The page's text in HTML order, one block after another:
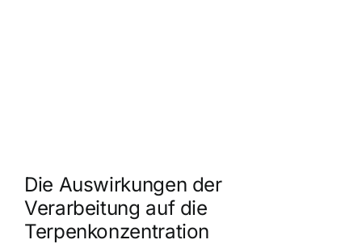
Die Auswirkungen der
Verarbeitung auf die
Terpenkonzentration